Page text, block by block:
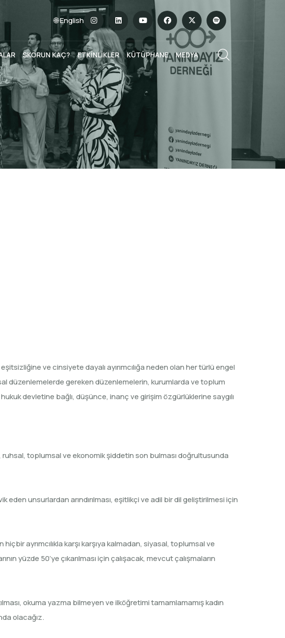
🌐 English
SKORUN KAÇ? ETKİNLİKLER KÜTÜPHANE MEDYA
ve cinsiyete dayalı ayırımcılığa neden olan her türlü engel
düzenlemelerde gereken düzenlemelerin, kurumlarda ve toplum
devletine bağlı, düşünce, inanç ve girişim özgürlüklerine saygılı
toplumsal ve ekonomik şiddetin son bulması doğrultusunda
eden unsurlardan arındırılması, eşitlikçi ve adil bir dil geliştirilmesi için
hiçbir ayrımcılıkla karşı karşıya kalmadan, siyasal, toplumsal ve
yüzde 50’ye çıkarılması için çalışacak, mevcut çalışmaların
okuma yazma bilmeyen ve ilköğretimi tamamlamamış kadın
olacağız.